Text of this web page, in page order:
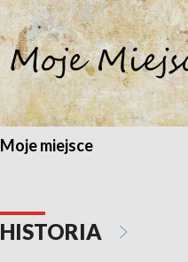
Moje miejsce
HISTORIA